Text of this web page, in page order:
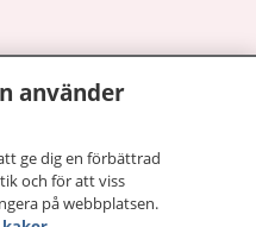
använder
ge dig en förbättrad
och för att viss
på webbplatsen.